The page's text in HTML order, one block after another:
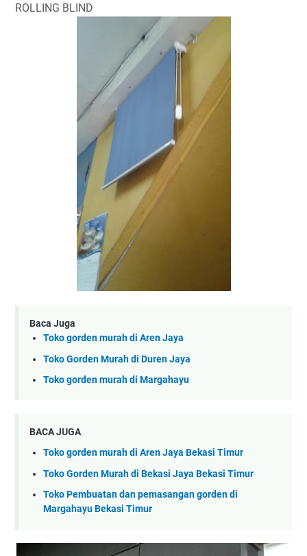
ROLLING BLIND
Baca Juga
Toko gorden murah di Aren Jaya
Toko Gorden Murah di Duren Jaya
Toko gorden murah di Margahayu
BACA JUGA
Toko gorden murah di Aren Jaya Bekasi Timur
Toko Gorden Murah di Bekasi Jaya Bekasi Timur
Toko Pembuatan dan pemasangan gorden di
Margahayu Bekasi Timur